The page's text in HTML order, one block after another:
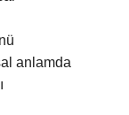
anlamda